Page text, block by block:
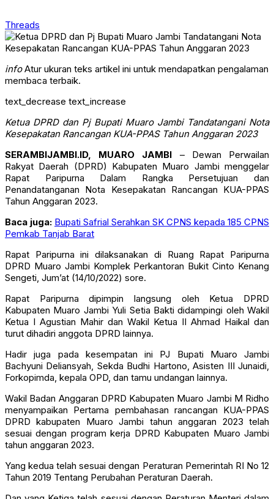
Threads
infoAtur ukuran teks artikel ini untuk mendapatkan pengalaman
membaca terbaik.
text_decrease text_increase
Ketua DPRD dan Pj Bupati Muaro Jambi Tandatangani Nota
Kesepakatan Rancangan KUA-PPAS Tahun Anggaran 2023
SERAMBIJAMBI.ID, MUARO JAMBI – Dewan Perwailan
Rakyat Daerah (DPRD) Kabupaten Muaro Jambi menggelar
Rapat Paripurna Dalam Rangka Persetujuan dan
Penandatanganan Nota Kesepakatan Rancangan KUA-PPAS
Tahun Anggaran 2023.
Baca juga: Bupati Safrial Serahkan SK CPNS kepada 185 CPNS
Pemkab Tanjab Barat
Rapat Paripurna ini dilaksanakan di Ruang Rapat Paripurna
DPRD Muaro Jambi Komplek Perkantoran Bukit Cinto Kenang
Sengeti, Jum’at (14/10/2022) sore.
Rapat Paripurna dipimpin langsung oleh Ketua DPRD
Kabupaten Muaro Jambi Yuli Setia Bakti didampingi oleh Wakil
Ketua I Agustian Mahir dan Wakil Ketua II Ahmad Haikal dan
turut dihadiri anggota DPRD lainnya.
Hadir juga pada kesempatan ini PJ Bupati Muaro Jambi
Bachyuni Deliansyah, Sekda Budhi Hartono, Asisten III Junaidi,
Forkopimda, kepala OPD, dan tamu undangan lainnya.
Wakil Badan Anggaran DPRD Kabupaten Muaro Jambi M Ridho
menyampaikan Pertama pembahasan rancangan KUA-PPAS
DPRD kabupaten Muaro Jambi tahun anggaran 2023 telah
sesuai dengan program kerja DPRD Kabupaten Muaro Jambi
tahun anggaran 2023.
Yang kedua telah sesuai dengan Peraturan Pemerintah RI No 12
Tahun 2019 Tentang Perubahan Peraturan Daerah.